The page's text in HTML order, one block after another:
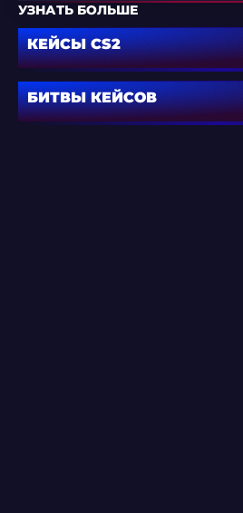
УЗНАТЬ БОЛЬШЕ
КЕЙСЫ CS2
БИТВЫ КЕЙСОВ